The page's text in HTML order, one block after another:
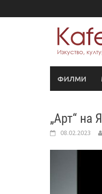
to
ФИЛМИ
„Арт“ на
08.02.2023